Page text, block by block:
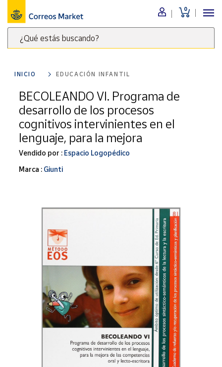
0
¿Qué estás buscando?
clave
para
buscar
productos
Correos
Market
Menú
Nuestro
catálogo
Alimentación
Bebidas
Ocio y cultura
Juguetes y
juegos
Libros y
populares
INICIO EDUCACIÓN INFANTIL
BECOLEANDO VI. Programa de
desarrollo de los procesos
cognitivos intervinientes en el
lenguaje, para la mejora
Vendido por : Espacio Logopédico
Marca : Giunti